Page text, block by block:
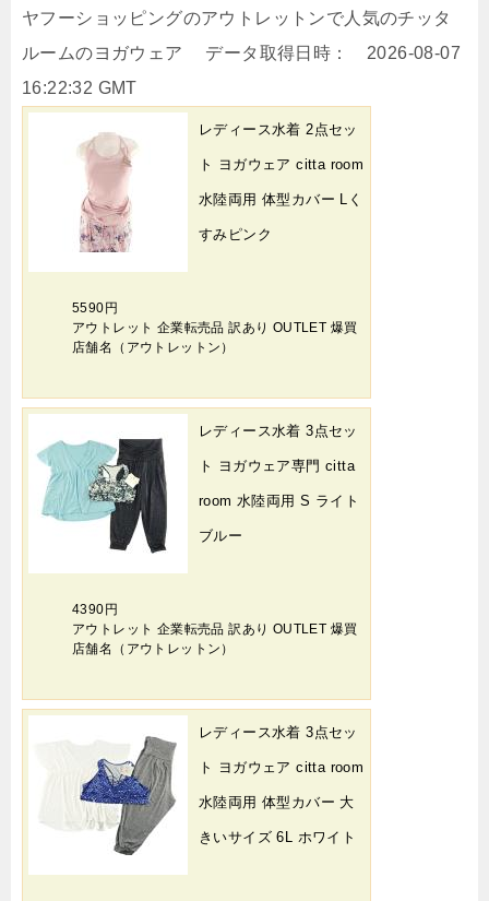
ヤフーショッピングのアウトレットンで人気のチッタ
ルームのヨガウェア データ取得日時： 2026-08-07
16:22:32 GMT
レディース水着 2点セッ
ト ヨガウェア citta room
水陸両用 体型カバー Lく
すみピンク
5590円
アウトレット 企業転売品 訳あり OUTLET 爆買
店舗名（アウトレットン）
レディース水着 3点セッ
ト ヨガウェア専門 citta
room 水陸両用 S ライト
ブルー
4390円
アウトレット 企業転売品 訳あり OUTLET 爆買
店舗名（アウトレットン）
レディース水着 3点セッ
ト ヨガウェア citta room
水陸両用 体型カバー 大
きいサイズ 6L ホワイト